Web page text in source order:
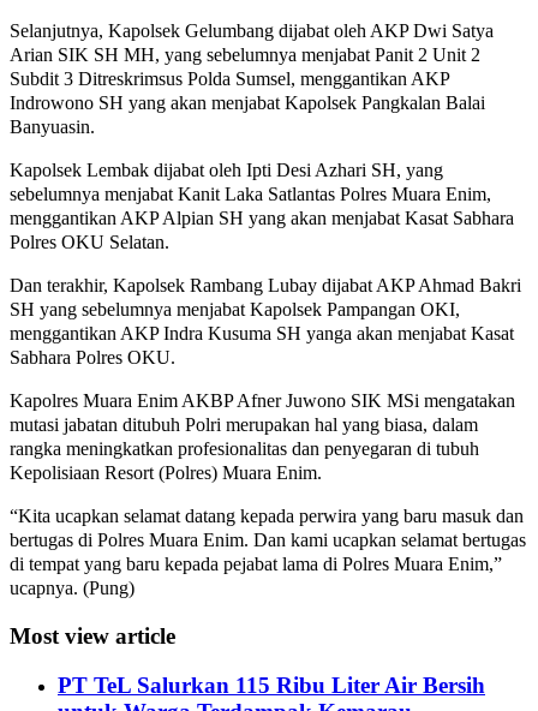
Selanjutnya, Kapolsek Gelumbang dijabat oleh AKP Dwi Satya
Arian SIK SH MH, yang sebelumnya menjabat Panit 2 Unit 2
Subdit 3 Ditreskrimsus Polda Sumsel, menggantikan AKP
Indrowono SH yang akan menjabat Kapolsek Pangkalan Balai
Banyuasin.
Kapolsek Lembak dijabat oleh Ipti Desi Azhari SH, yang
sebelumnya menjabat Kanit Laka Satlantas Polres Muara Enim,
menggantikan AKP Alpian SH yang akan menjabat Kasat Sabhara
Polres OKU Selatan.
Dan terakhir, Kapolsek Rambang Lubay dijabat AKP Ahmad Bakri
SH yang sebelumnya menjabat Kapolsek Pampangan OKI,
menggantikan AKP Indra Kusuma SH yanga akan menjabat Kasat
Sabhara Polres OKU.
Kapolres Muara Enim AKBP Afner Juwono SIK MSi mengatakan
mutasi jabatan ditubuh Polri merupakan hal yang biasa, dalam
rangka meningkatkan profesionalitas dan penyegaran di tubuh
Kepolisiaan Resort (Polres) Muara Enim.
“Kita ucapkan selamat datang kepada perwira yang baru masuk dan
bertugas di Polres Muara Enim. Dan kami ucapkan selamat bertugas
di tempat yang baru kepada pejabat lama di Polres Muara Enim,”
ucapnya. (Pung)
Most view article
PT TeL Salurkan 115 Ribu Liter Air Bersih